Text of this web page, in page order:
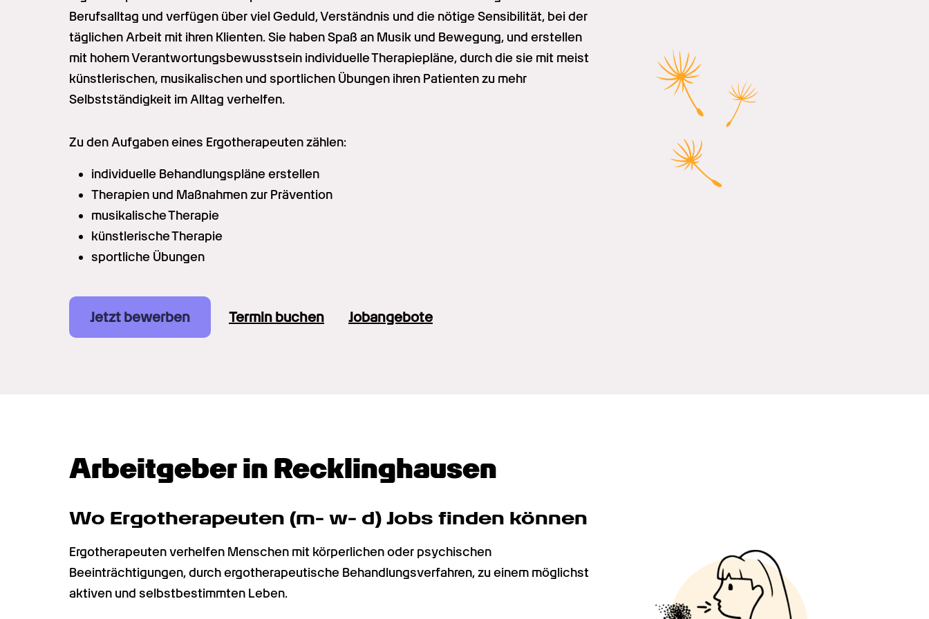
Berufsalltag und verfügen über viel Geduld, Verständnis und die nötige Sensibilität, bei der
täglichen Arbeit mit ihren Klienten. Sie haben Spaß an Musik und Bewegung, und erstellen
mit hohem Verantwortungsbewusstsein individuelle Therapiepläne, durch die sie mit meist
künstlerischen, musikalischen und sportlichen Übungen ihren Patienten zu mehr
Selbstständigkeit im Alltag verhelfen.
Zu den Aufgaben eines Ergotherapeuten zählen:
individuelle Behandlungspläne erstellen
Therapien und Maßnahmen zur Prävention
musikalische Therapie
künstlerische Therapie
sportliche Übungen
Jetzt bewerben Termin buchen Jobangebote
Arbeitgeber in Recklinghausen
Wo Ergotherapeuten (m- w- d) Jobs finden können
Ergotherapeuten verhelfen Menschen mit körperlichen oder psychischen
Beeinträchtigungen, durch ergotherapeutische Behandlungsverfahren, zu einem möglichst
aktiven und selbstbestimmten Leben.